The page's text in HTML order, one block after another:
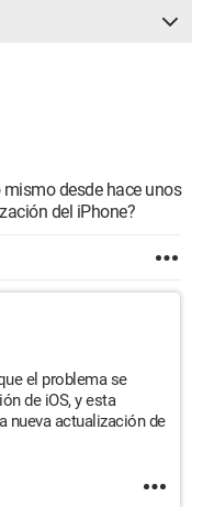
desde hace unos
del iPhone?
el problema se
de iOS, y esta
nueva actualización de